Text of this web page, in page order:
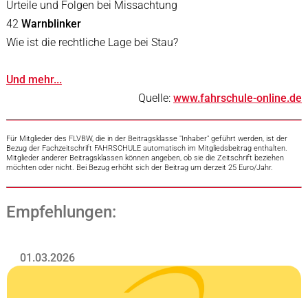
Urteile und Folgen bei Missachtung
42Warnblinker
Wie ist die rechtliche Lage bei Stau?
Und mehr...
Quelle:www.fahrschule-online.de
Für Mitglieder des FLVBW, die in der Beitragsklasse "Inhaber" geführt werden, ist der
Bezug der Fachzeitschrift FAHRSCHULE automatisch im Mitgliedsbeitrag enthalten.
Mitglieder anderer Beitragsklassen können angeben, ob sie die Zeitschrift beziehen
möchten oder nicht. Bei Bezug erhöht sich der Beitrag um derzeit 25 Euro/Jahr.
Empfehlungen:
01.03.2026